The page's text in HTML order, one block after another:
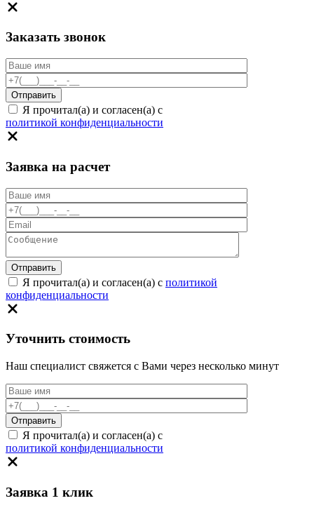
Заказать звонок
Я прочитал(а) и согласен(а) с
политикой конфиденциальности
Заявка на расчет
Я прочитал(а) и согласен(а) с политикой
конфиденциальности
Уточнить стоимость
Наш специалист свяжется с Вами через несколько минут
Я прочитал(а) и согласен(а) с
политикой конфиденциальности
Заявка 1 клик